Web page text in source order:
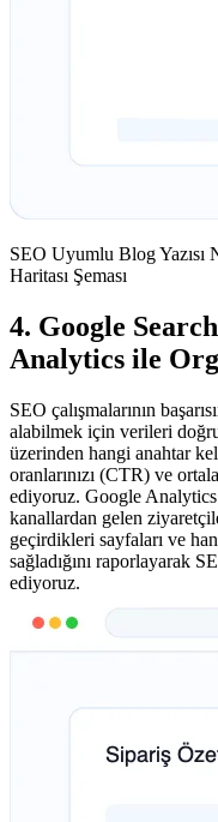
SEO Uyumlu Blog Yazısı
Haritası Şeması
4. Google
Analytics ile
SEO çalışmalarının
alabilmek için verileri
üzerinden hangi anahtar
oranlarınızı (CTR) ve
ediyoruz. Google
kanallardan gelen
geçirdikleri sayfaları ve
sağladığını raporlayarak
ediyoruz.